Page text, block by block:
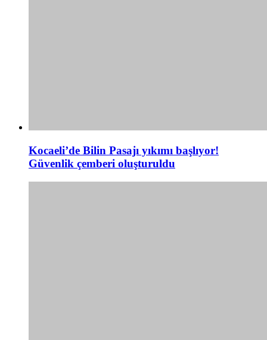
Kocaeli’de Bilin Pasajı yıkımı başlıyor!
Güvenlik çemberi oluşturuldu